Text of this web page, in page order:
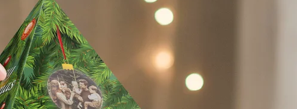
jullie foto of een boodschap die raakt. Zonder gedoe, maar met alle